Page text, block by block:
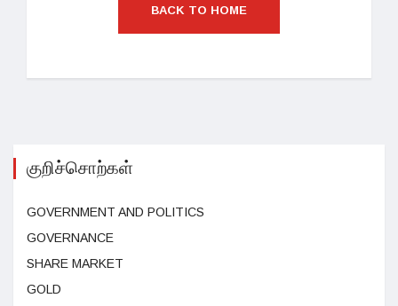
BACK TO HOME
குறிச்சொற்கள்
GOVERNMENT AND POLITICS
GOVERNANCE
SHARE MARKET
GOLD